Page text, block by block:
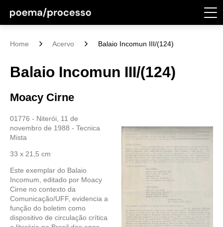
Home Acervo Balaio Incomun III/(124)
Balaio Incomun III/(124)
Moacy Cirne
01776 - Niterói, 11 de
novembro de 1988 - Tecnica
Mista
33 x 21,5 cm
Este exemplar do Balaio
Incomum, editado por Moacy
Cirne no contexto da
Comunicação/UFF, evidencia a
função do boletim como
dispositivo de circulação crítica